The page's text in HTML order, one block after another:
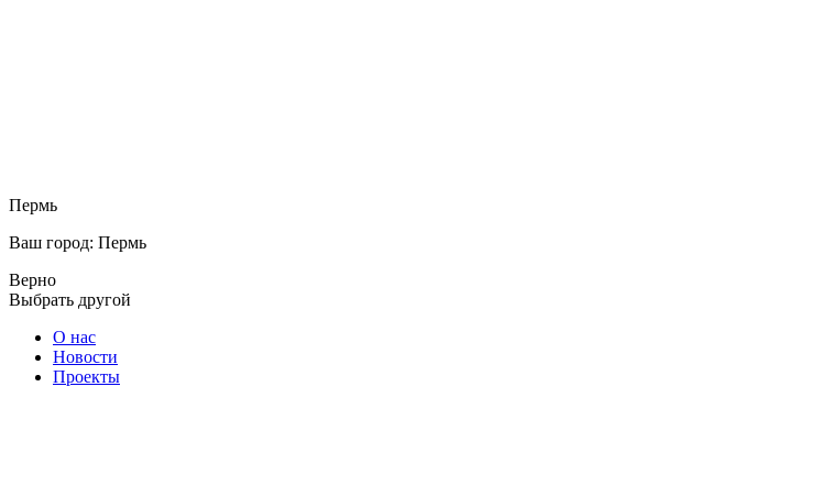
Пермь
Ваш город: Пермь
Верно
Выбрать другой
О нас
Новости
Проекты